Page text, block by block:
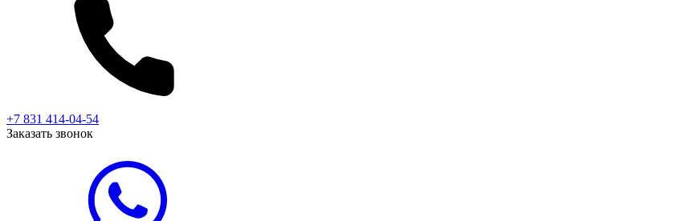
+7 831 414-04-54
Заказать звонок